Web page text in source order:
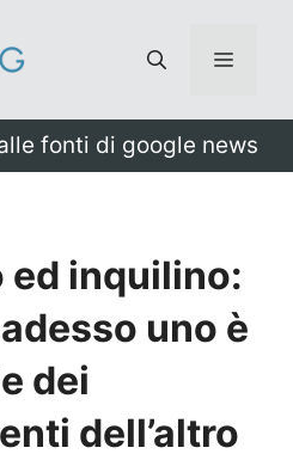
Menu
fonti di google news
ed inquilino:
uno è
dei
dell’altro